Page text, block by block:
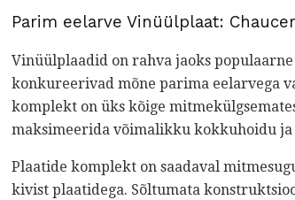
Parim eelarve Vinüülplaat:
Vinüülplaadid on rahva jaoks
konkureerivad mõne parima eelarvega
komplekt on üks kõige
maksimeerida võimalikku kokkuhoidu
Plaatide komplekt on saadaval
kivist plaatidega. Sõltumata